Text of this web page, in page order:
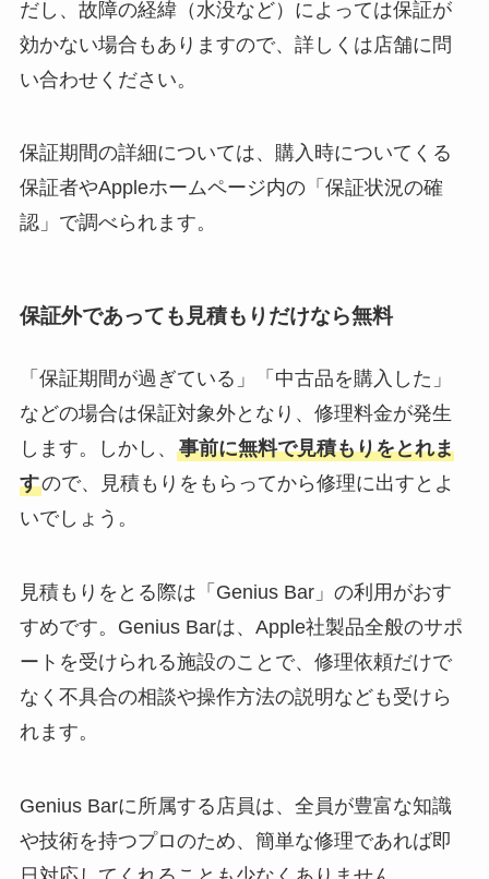
だし、故障の経緯（水没など）によっては保証が
効かない場合もありますので、詳しくは店舗に問
い合わせください。
保証期間の詳細については、購入時についてくる
保証者やAppleホームページ内の「保証状況の確
認」で調べられます。
保証外であっても見積もりだけなら無料
「保証期間が過ぎている」「中古品を購入した」
などの場合は保証対象外となり、修理料金が発生
します。しかし、 事前に無料で見積もりをとれま
すので、見積もりをもらってから修理に出すとよ
いでしょう。
見積もりをとる際は「Genius Bar」の利用がおす
すめです。Genius Barは、Apple社製品全般のサポ
ートを受けられる施設のことで、修理依頼だけで
なく不具合の相談や操作方法の説明なども受けら
れます。
Genius Barに所属する店員は、全員が豊富な知識
や技術を持つプロのため、簡単な修理であれば即